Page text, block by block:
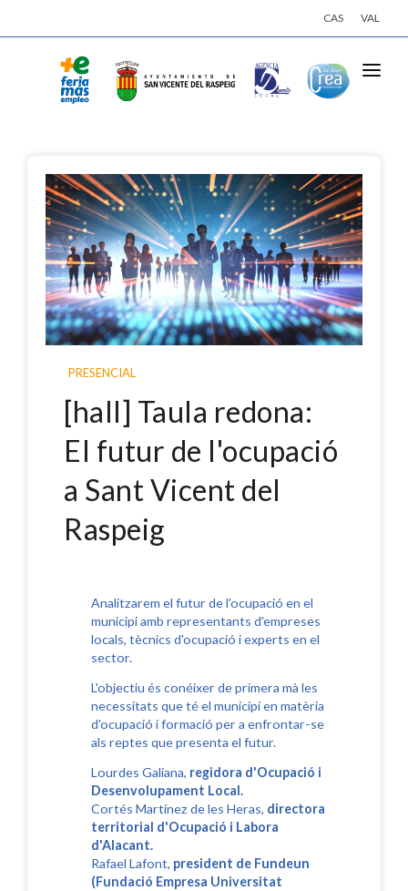
CAS VAL
EMPRESES
OFERTES DE TREBALL
INSCRIU-TE
INICIA SESSIÓ
PRESENCIAL
[hall] Taula redona:
El futur de l'ocupació
a Sant Vicent del
Raspeig
Analitzarem el futur de l'ocupació en el
municipi amb representants d'empreses
locals, tècnics d'ocupació i experts en el
sector.
L'objectiu és conéixer de primera mà les
necessitats que té el municipi en matèria
d'ocupació i formació per a enfrontar-se
als reptes que presenta el futur.
Lourdes Galiana, regidora d'Ocupació i
Desenvolupament Local.
Cortés Martínez de les Heras, directora
territorial d'Ocupació i Labora
d'Alacant.
Rafael Lafont, president de Fundeun
(Fundació Empresa Universitat